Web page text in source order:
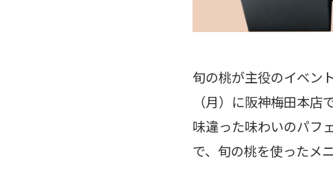
旬の桃が主役のイベン
（月）に阪神梅田本
味違った味わいのパフ
で、旬の桃を使ったメ